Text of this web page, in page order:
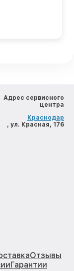
Адрес сервисного
центра
Краснодар
, ул. Красная, 176
Отзывы
Гарантии